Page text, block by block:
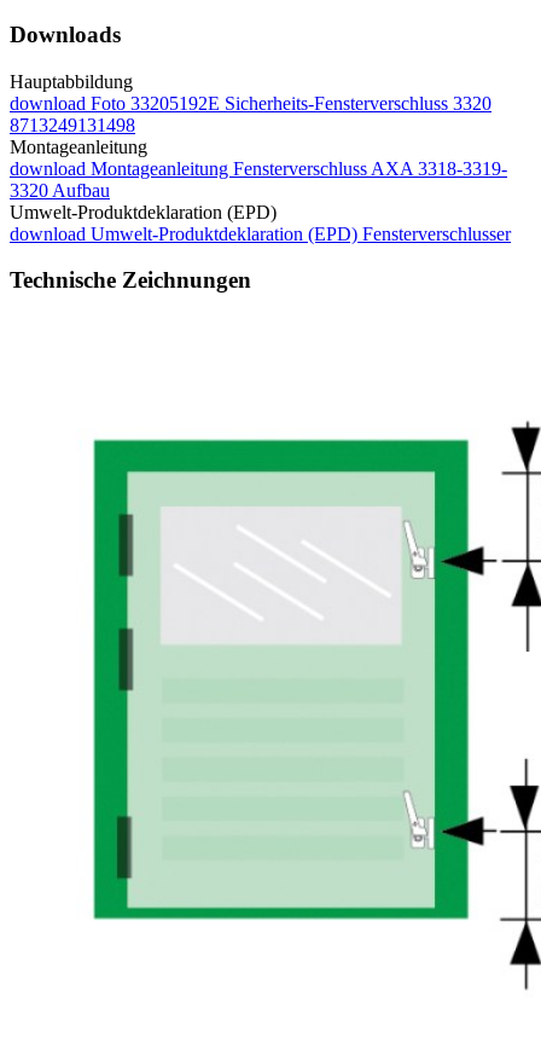
Downloads
Hauptabbildung
download Foto 33205192E Sicherheits-Fensterverschluss 3320
8713249131498
Montageanleitung
download Montageanleitung Fensterverschluss AXA 3318-3319-
3320 Aufbau
Umwelt-Produktdeklaration (EPD)
download Umwelt-Produktdeklaration (EPD) Fensterverschlusser
Technische Zeichnungen